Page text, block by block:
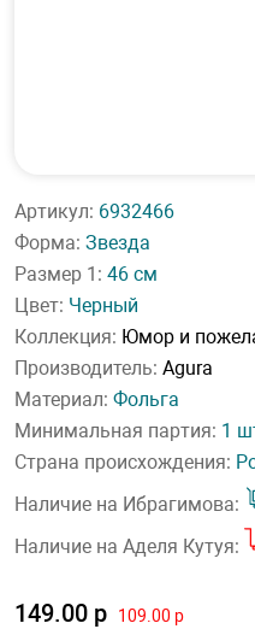
Артикул: 6932466
Форма: Звезда
Размер 1: 46 см
Цвет: Черный
Коллекция: Юмор и
Производитель: Agura
Материал: Фольга
Минимальная партия: 1
Страна происхождения:
Наличие на Ибрагимова:
Наличие на Аделя Кутуя:
149.00 р 109.00 р